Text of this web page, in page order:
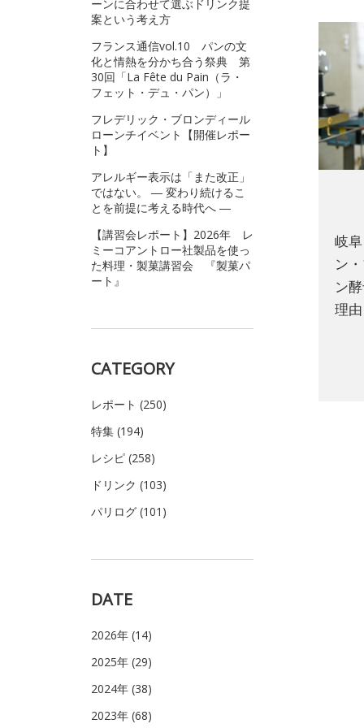
岐
ン
ン
理由
ーンに合わせて選ぶドリンク提
案という考え方
フランス通信vol.10 パンの文
化と情熱を分かち合う祭典 第
30回「La Fête du Pain（ラ・
フェット・デュ・パン）」
フレデリック・ブロンディール
ローンチイベント【開催レポー
ト】
アレルギー表示は「また改正」
ではない。 ― 変わり続けるこ
とを前提に考える時代へ ―
【講習会レポート】2026年 レ
ミーコアントロー社製品を使っ
た料理・製菓講習会 『製菓パ
ート』
CATEGORY
レポート (250)
特集 (194)
レシピ (258)
ドリンク (103)
パリログ (101)
DATE
2026年 (14)
2025年 (29)
2024年 (38)
2023年 (68)